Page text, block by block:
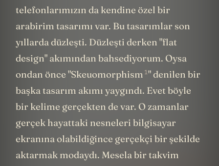
telefonlarımızın da kendine özel bir
arabirim tasarımı var. Bu tasarımlar son
yıllarda düzleşti. Düzleşti derken "flat
design" akımından bahsediyorum. Oysa
ondan önce "Skeuomorphism 1" denilen bir
başka tasarım akımı yaygındı. Evet böyle
bir kelime gerçekten de var. O zamanlar
gerçek hayattaki nesneleri bilgisayar
ekranına olabildiğince gerçekçi bir şekilde
aktarmak modaydı. Mesela bir takvim